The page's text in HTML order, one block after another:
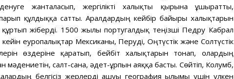
жанталасып, жергілікті халықты қырғынға ұшыратты,
құлдыққа сатты. Аралдардың кейбір байырғы халықтарын
жіберді. 1500 жылы португалдық теңізші Педру Кабрал
еуропалықтар Мексиканы, Перуді, Оңтүстік және Солтүстік
өздеріне қаратып, бейбіт халықтарын тонап, олардың
мәдениетін, салт-сана, әдет-ғұрпын аяққа басты. Сөйтіп, Колумб,
белгісіз жерлерді ашуы география ғылымы үшін үлкен